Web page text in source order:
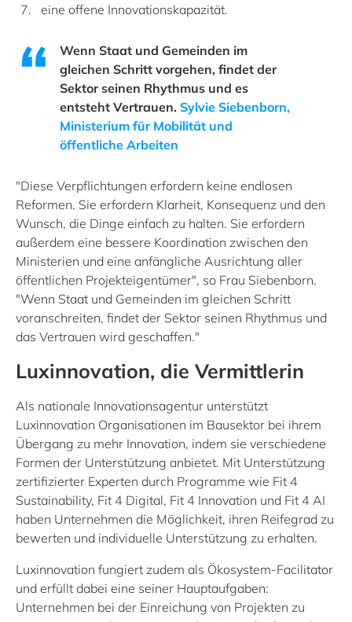
eine offene Innovationskapazität.
Wenn Staat und Gemeinden im
gleichen Schritt vorgehen, findet der
Sektor seinen Rhythmus und es
entsteht Vertrauen. Sylvie Siebenborn,
Ministerium für Mobilität und
öffentliche Arbeiten
"Diese Verpflichtungen erfordern keine endlosen
Reformen. Sie erfordern Klarheit, Konsequenz und den
Wunsch, die Dinge einfach zu halten. Sie erfordern
außerdem eine bessere Koordination zwischen den
Ministerien und eine anfängliche Ausrichtung aller
öffentlichen Projekteigentümer", so Frau Siebenborn.
"Wenn Staat und Gemeinden im gleichen Schritt
voranschreiten, findet der Sektor seinen Rhythmus und
das Vertrauen wird geschaffen."
Luxinnovation, die Vermittlerin
Als nationale Innovationsagentur unterstützt
Luxinnovation Organisationen im Bausektor bei ihrem
Übergang zu mehr Innovation, indem sie verschiedene
Formen der Unterstützung anbietet. Mit Unterstützung
zertifizierter Experten durch Programme wie Fit 4
Sustainability, Fit 4 Digital, Fit 4 Innovation und Fit 4 AI
haben Unternehmen die Möglichkeit, ihren Reifegrad zu
bewerten und individuelle Unterstützung zu erhalten.
Luxinnovation fungiert zudem als Ökosystem-Facilitator
und erfüllt dabei eine seiner Hauptaufgaben:
Unternehmen bei der Einreichung von Projekten zu